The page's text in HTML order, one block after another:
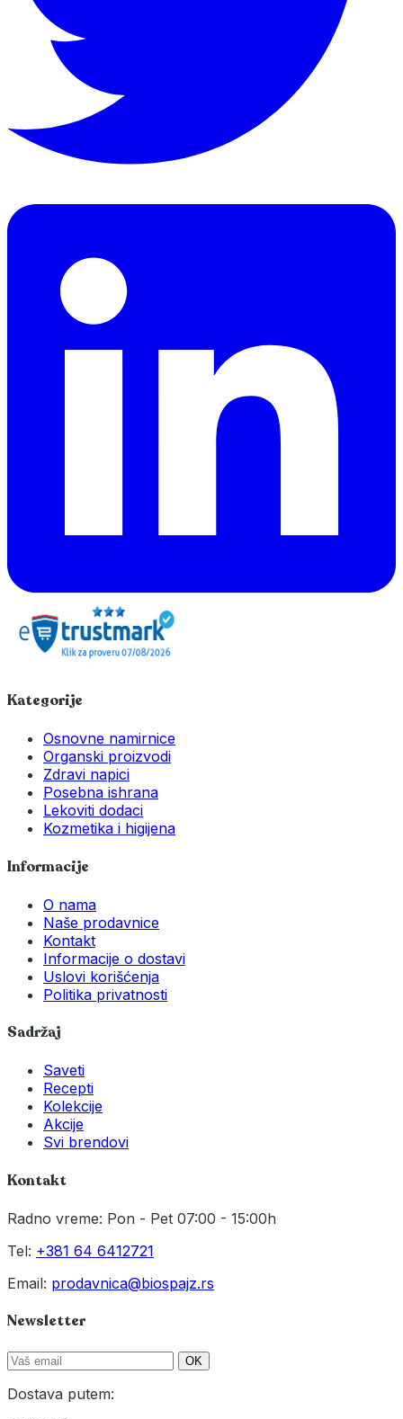
Kategorije
Osnovne namirnice
Organski proizvodi
Zdravi napici
Posebna ishrana
Lekoviti dodaci
Kozmetika i higijena
Informacije
O nama
Naše prodavnice
Kontakt
Informacije o dostavi
Uslovi korišćenja
Politika privatnosti
Sadržaj
Saveti
Recepti
Kolekcije
Akcije
Svi brendovi
Kontakt
Radno vreme: Pon - Pet 07:00 - 15:00h
Tel: +381 64 6412721
Email: prodavnica@biospajz.rs
Newsletter
OK
Dostava putem: